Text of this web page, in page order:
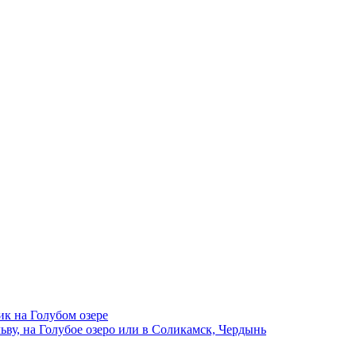
на Голубом озере
на Голубое озеро или в Соликамск, Чердынь